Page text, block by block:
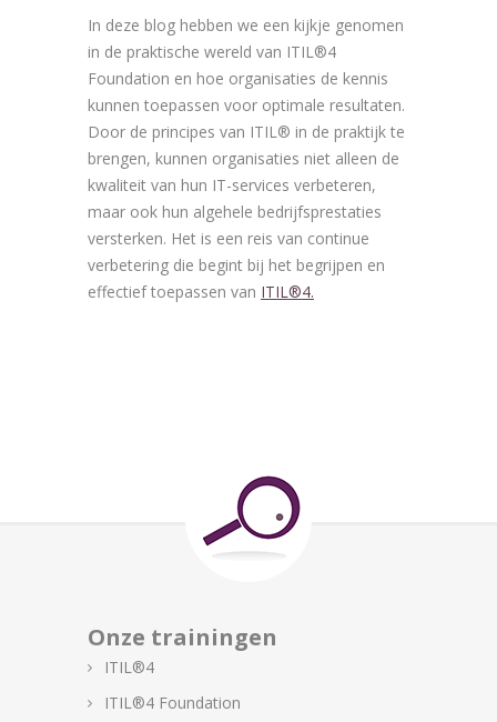
In deze blog hebben we een kijkje genomen
in de praktische wereld van ITIL®4
Foundation en hoe organisaties de kennis
kunnen toepassen voor optimale resultaten.
Door de principes van ITIL® in de praktijk te
brengen, kunnen organisaties niet alleen de
kwaliteit van hun IT-services verbeteren,
maar ook hun algehele bedrijfsprestaties
versterken. Het is een reis van continue
verbetering die begint bij het begrijpen en
effectief toepassen van ITIL®4.
Onze trainingen
ITIL®4
ITIL®4 Foundation